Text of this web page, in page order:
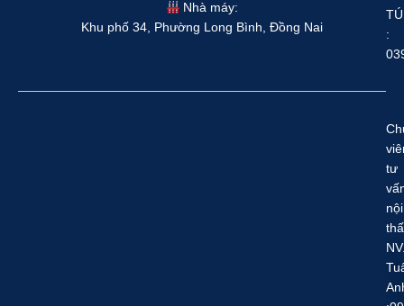
Nhà máy:
Khu phố 34, Phường Long Bình, Đồng Nai
TÚ
:
tư
nội